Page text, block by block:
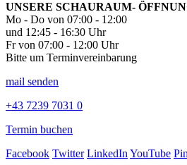
UNSERE SCHAURAUM-
Mo - Do von 07:00 - 12:00
und 12:45 - 16:30 Uhr
Fr von 07:00 - 12:00 Uhr
Bitte um Terminvereinbarung
mail senden
+43 7239 7031 0
Termin buchen
Facebook Twitter LinkedInYouTube